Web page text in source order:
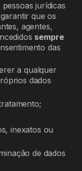
jurídicas
que os
agentes,
sempre
das
a qualquer
dados
inexatos ou
de dados